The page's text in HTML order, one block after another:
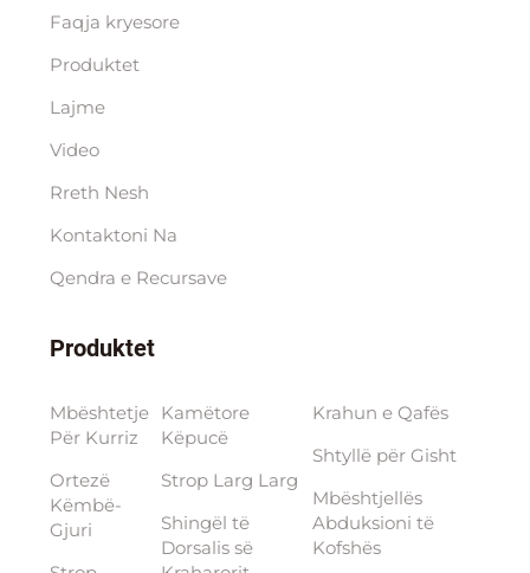
Faqja kryesore
Produktet
Lajme
Video
Rreth Nesh
Kontaktoni Na
Qendra e Rесursave
Produktet
Mbështetje
Për Kurriz
Ortezë
Këmbë-
Gjuri
Kamëtore
Këpucë
Strop Larg Larg
Shingël të
Dorsalis së
Krahun e Qafës
Shtyllë për Gisht
Mbështjellës
Abduksioni të
Kofshës